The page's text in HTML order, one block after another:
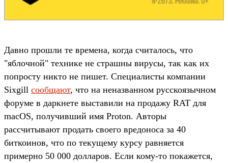
Давно прошли те времена, когда считалось, что
"яблочной" технике не страшны вирусы, так как их
попросту никто не пишет. Специалисты компании
Sixgill сообщают, что на неназванном русскоязычном
форуме в даркнете выставили на продажу RAT для
macOS, получивший имя Proton. Авторы
рассчитывают продать своего вредоноса за 40
биткоинов, что по текущему курсу равняется
примерно 50 000 долларов. Если кому-то покажется,